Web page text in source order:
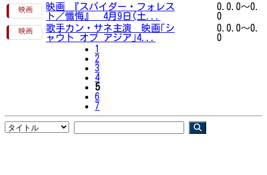
映画 『スパイダー・フォレス
ト／懺悔』 4月9日(土...
0.0.0～0.
0
歌手カン・サネ主演 映画｢シ
ャウト オブ アジア｣4...
0.0.0～0.
0
1
2
3
4
5
6
7